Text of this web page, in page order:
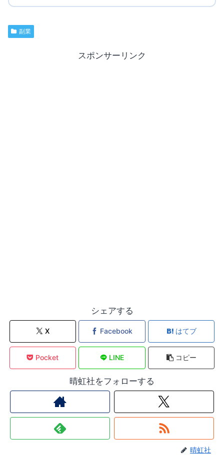
副業
スポンサーリンク
シェアする
X Facebook はてブ
Pocket LINE コピー
晴虹社をフォローする
晴虹社